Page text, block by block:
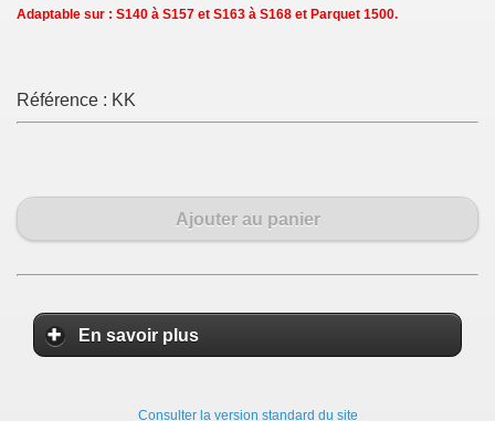
Adaptable sur : S140 à S157 et S163 à S168 et Parquet 1500.
Référence : KK
Ajouter au panier
En savoir plus
Consulter la version standard du site